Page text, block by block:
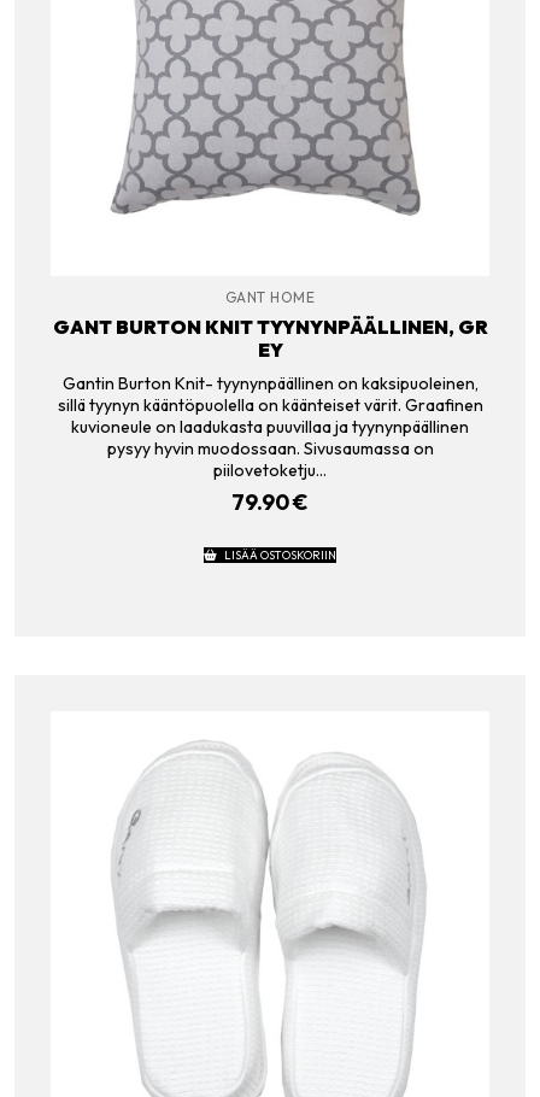
GANT HOME
GANT BURTON KNIT TYYNYNPÄÄLLINEN, GR
EY
Gantin Burton Knit- tyynynpäällinen on kaksipuoleinen,
sillä tyynyn kääntöpuolella on käänteiset värit. Graafinen
kuvioneule on laadukasta puuvillaa ja tyynynpäällinen
pysyy hyvin muodossaan. Sivusaumassa on
piilovetoketju…
79.90€
LISÄÄ OSTOSKORIIN